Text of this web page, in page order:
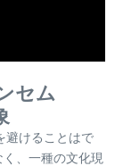
セム
避けることはで
、一種の文化現